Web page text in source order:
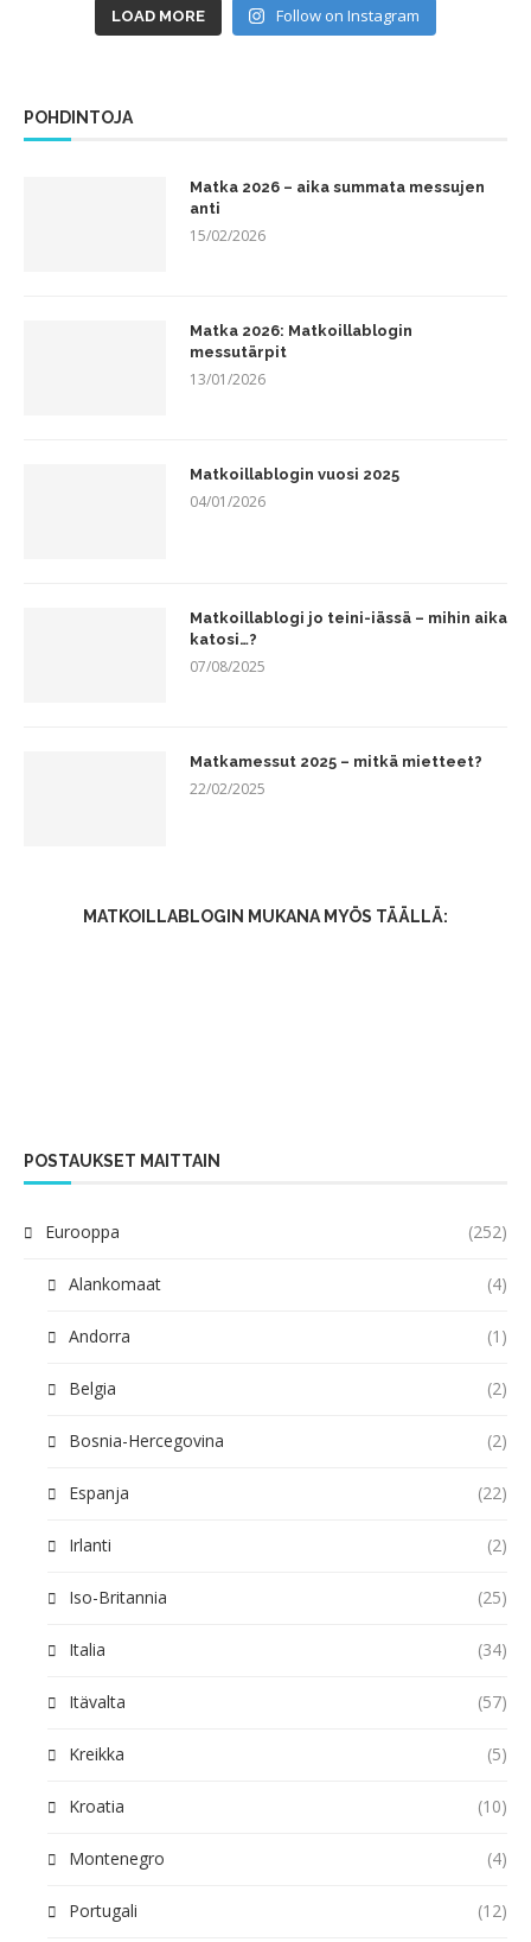
LOAD MORE Follow on Instagram
POHDINTOJA
Matka 2026 – aika summata messujen
anti
15/02/2026
Matka 2026: Matkoillablogin
messutärpit
13/01/2026
Matkoillablogin vuosi 2025
04/01/2026
Matkoillablogi jo teini-iässä – mihin aika
katosi…?
07/08/2025
Matkamessut 2025 – mitkä mietteet?
22/02/2025
MATKOILLABLOGIN MUKANA MYÖS TÄÄLLÄ:
POSTAUKSET MAITTAIN
Eurooppa (252)
Alankomaat (4)
Andorra (1)
Belgia (2)
Bosnia-Hercegovina (2)
Espanja (22)
Irlanti (2)
Iso-Britannia (25)
Italia (34)
Itävalta (57)
Kreikka (5)
Kroatia (10)
Montenegro (4)
Portugali (12)